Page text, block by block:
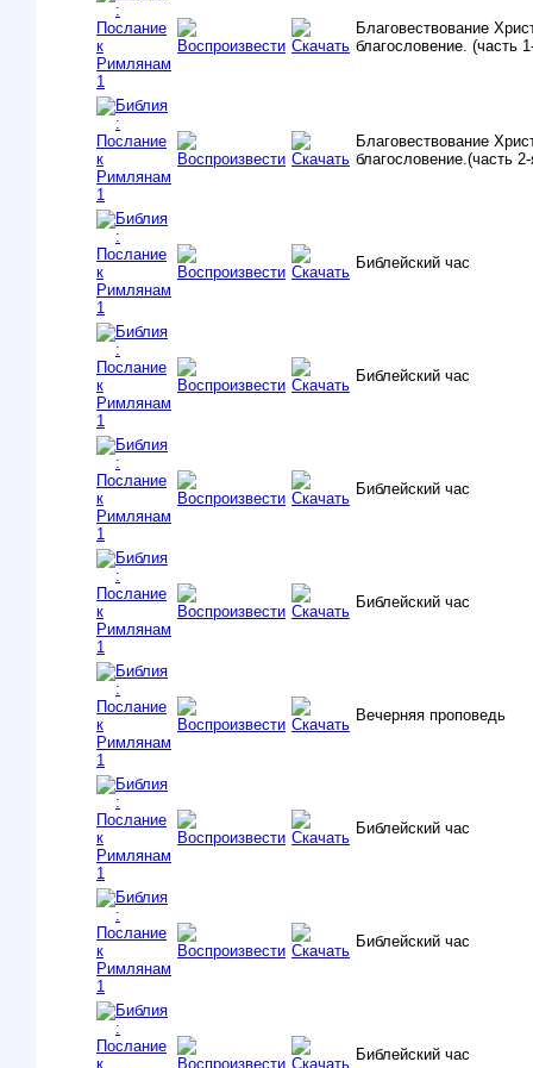
Благовествование
благословение. (часть
Благовествование
благословение.(часть
Библейский час
Библейский час
Библейский час
Библейский час
Вечерняя проповедь
Библейский час
Библейский час
Библейский час